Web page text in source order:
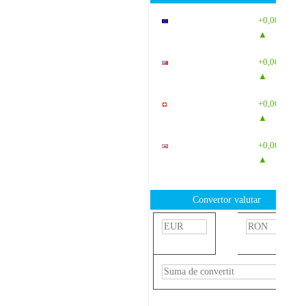
+0,0041
▲
+0,0077
▲
+0,0023
▲
+0,0041
▲
Convertor valutar